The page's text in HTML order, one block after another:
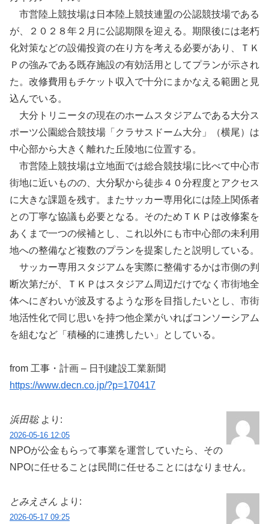
市営陸上競技場は日本陸上競技連盟の公認競技場である
が、２０２８年２月に公認期限を迎える。期限後には老朽
化対策などの設備投資の在り方を考える必要があり、ＴＫ
Ｐの強みである既存施設の有効活用としてプランが示され
た。改修費用もチケット収入で十分にまかなえる範囲と見
込んでいる。
大分トリニータの現在のホームスタジアムである大分ス
ポーツ公園総合競技場「クラサスドーム大分」（横尾）は
中心部から大きく離れた丘陵地に位置する。
市営陸上競技場は立地面では総合競技場に比べて中心市
街地に近いものの、大分駅から徒歩４０分程度とアクセス
に大きな課題を残す。またサッカー専用化には陸上関係者
との丁寧な協議も必要となる。そのためＴＫＰは改修案を
あくまで一つの候補とし、これ以外にも市中心部の未利用
地への整備など複数のプランを提案したと説明している。
サッカー専用スタジアムを実際に整備するかは市側の判
断次第だが、ＴＫＰはスタジアム周辺だけでなく市街地全
体へにぎわいが波及するような形を目指したいとし、市街
地活性化で同じ思いを持つ他企業がいればコンソーシアム
を組むなど「積極的に連携したい」としている。
from 工事・計画 – 日刊建設工業新聞
https://www.decn.co.jp/?p=170417
浜田聡 より:
2026-05-16 12:05
NPOが公金もらって事業を運営していたら、その
NPOに任せることは民間に任せることにはなりません。
とみえさん より:
2026-05-17 09:25